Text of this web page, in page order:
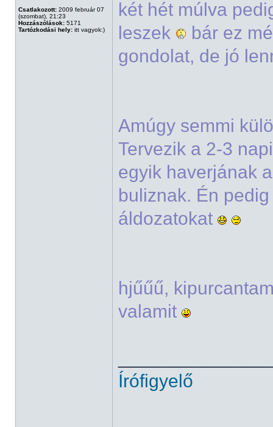
Csatlakozott: 2009 február 07
(szombat), 21:23
Hozzászólások: 5171
Tartózkodási hely: itt vagyok:)
két hét múlva
leszek
bár ez
gondolat, de jó
Amúgy semmi
Tervezik a 2-3
egyik haverjának
buliznak. Én
áldozatokat
hjűűű,
valamit
Írófigyelő